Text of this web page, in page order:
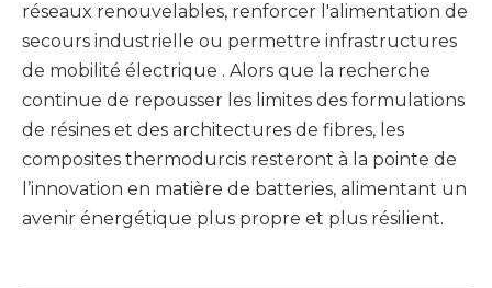
réseaux renouvelables, renforcer l'alimentation de
secours industrielle ou permettre infrastructures
de mobilité électrique . Alors que la recherche
continue de repousser les limites des formulations
de résines et des architectures de fibres, les
composites thermodurcis resteront à la pointe de
l’innovation en matière de batteries, alimentant un
avenir énergétique plus propre et plus résilient.